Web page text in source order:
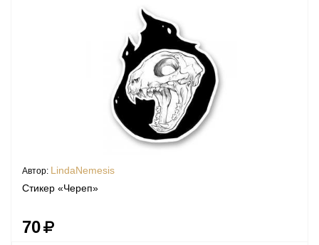
Автор: LindaNemesis
Стикер «Череп»
70